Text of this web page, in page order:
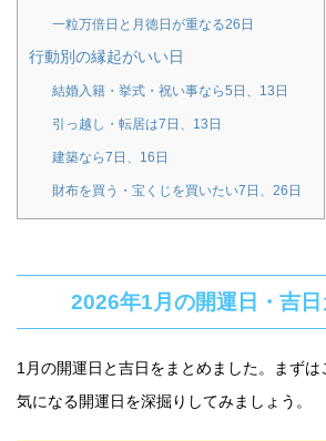
一粒万倍日と月徳日が重なる26日
行動別の縁起がいい日
結婚入籍・挙式・祝い事なら5日、13日
引っ越し・転居は7日、13日
建築なら7日、16日
財布を買う・宝くじを買いたい7日、26日
2026年1月の開運日・吉
1月の開運日と吉日をまとめました。まずは
気になる開運日を深掘りしてみましょう。